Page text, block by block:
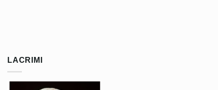
LACRIMI